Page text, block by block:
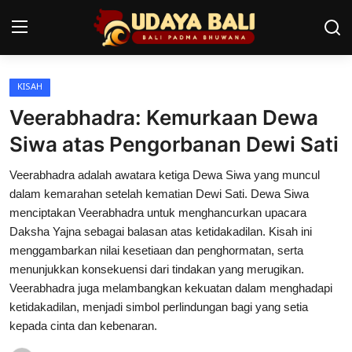
Home
Pura
Desa Adat
Kearifan lokal
Alam Bali
Seni
KISAH
Veerabhadra: Kemurkaan Dewa
Siwa atas Pengorbanan Dewi Sati
Veerabhadra adalah awatara ketiga Dewa Siwa yang muncul
dalam kemarahan setelah kematian Dewi Sati. Dewa Siwa
menciptakan Veerabhadra untuk menghancurkan upacara
Daksha Yajna sebagai balasan atas ketidakadilan. Kisah ini
menggambarkan nilai kesetiaan dan penghormatan, serta
menunjukkan konsekuensi dari tindakan yang merugikan.
Veerabhadra juga melambangkan kekuatan dalam menghadapi
ketidakadilan, menjadi simbol perlindungan bagi yang setia
kepada cinta dan kebenaran.